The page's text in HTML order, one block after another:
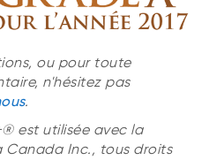
ou pour toute
n'hésitez pas
.
est utilisée avec la
Canada Inc., tous droits